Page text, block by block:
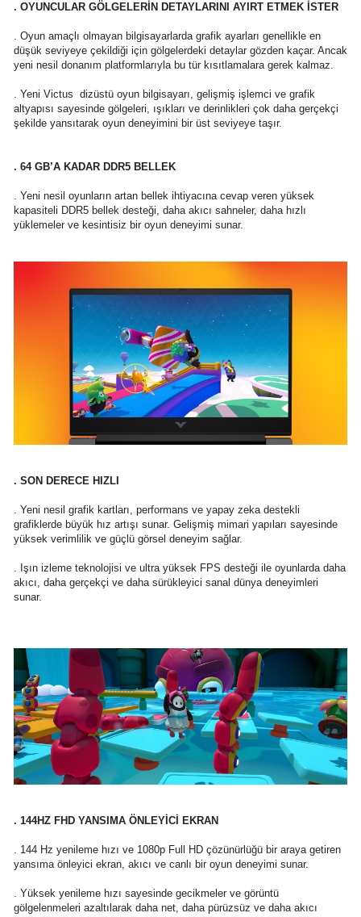
. OYUNCULAR GÖLGELERİN DETAYLARINI AYIRT ETMEK İSTER
. Oyun amaçlı olmayan bilgisayarlarda grafik ayarları genellikle en
düşük seviyeye çekildiği için gölgelerdeki detaylar gözden kaçar. Ancak
yeni nesil donanım platformlarıyla bu tür kısıtlamalara gerek kalmaz.
. Yeni Victus dizüstü oyun bilgisayarı, gelişmiş işlemci ve grafik
altyapısı sayesinde gölgeleri, ışıkları ve derinlikleri çok daha gerçekçi
şekilde yansıtarak oyun deneyimini bir üst seviyeye taşır.
. 64 GB’A KADAR DDR5 BELLEK
. Yeni nesil oyunların artan bellek ihtiyacına cevap veren yüksek
kapasiteli DDR5 bellek desteği, daha akıcı sahneler, daha hızlı
yüklemeler ve kesintisiz bir oyun deneyimi sunar.
. SON DERECE HIZLI
. Yeni nesil grafik kartları, performans ve yapay zeka destekli
grafiklerde büyük hız artışı sunar. Gelişmiş mimari yapıları sayesinde
yüksek verimlilik ve güçlü görsel deneyim sağlar.
. Işın izleme teknolojisi ve ultra yüksek FPS desteği ile oyunlarda daha
akıcı, daha gerçekçi ve daha sürükleyici sanal dünya deneyimleri
sunar.
. 144HZ FHD YANSIMA ÖNLEYİCİ EKRAN
. 144 Hz yenileme hızı ve 1080p Full HD çözünürlüğü bir araya getiren
yansıma önleyici ekran, akıcı ve canlı bir oyun deneyimi sunar.
. Yüksek yenileme hızı sayesinde gecikmeler ve görüntü
gölgelenmeleri azaltılarak daha net, daha pürüzsüz ve daha akıcı